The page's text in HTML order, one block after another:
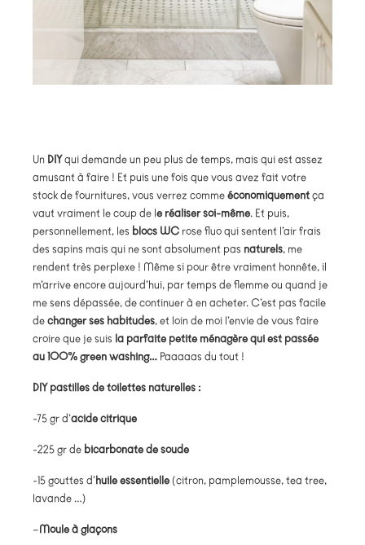
Un DIYqui demande un peu plus de temps, mais qui est assez
amusant à faire ! Et puis une fois que vous avez fait votre
stock de fournitures, vous verrez commeéconomiquementça
vaut vraiment le coup de le réaliser soi-même. Et puis,
personnellement, les blocs WC rose fluo qui sentent l’air frais
des sapins mais qui ne sont absolument pas naturels, me
rendent très perplexe ! Même si pour être vraiment honnête, il
m’arrive encore aujourd’hui, par temps de flemme ou quand je
me sens dépassée, de continuer à en acheter. C’est pas facile
dechanger ses habitudes, et loin de moi l’envie de vous faire
croire que je suis la parfaite petite ménagère qui est passée
au 100% green washing… Paaaaas du tout !
DIY pastilles de toilettes naturelles :
-75 gr d’acide citrique
-225 gr de bicarbonate de soude
-15 gouttes d’huile essentielle(citron, pamplemousse, tea tree,
lavande …)
–Moule à glaçons